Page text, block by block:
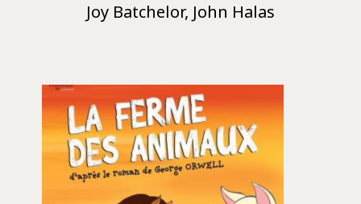
Joy Batchelor, John Halas